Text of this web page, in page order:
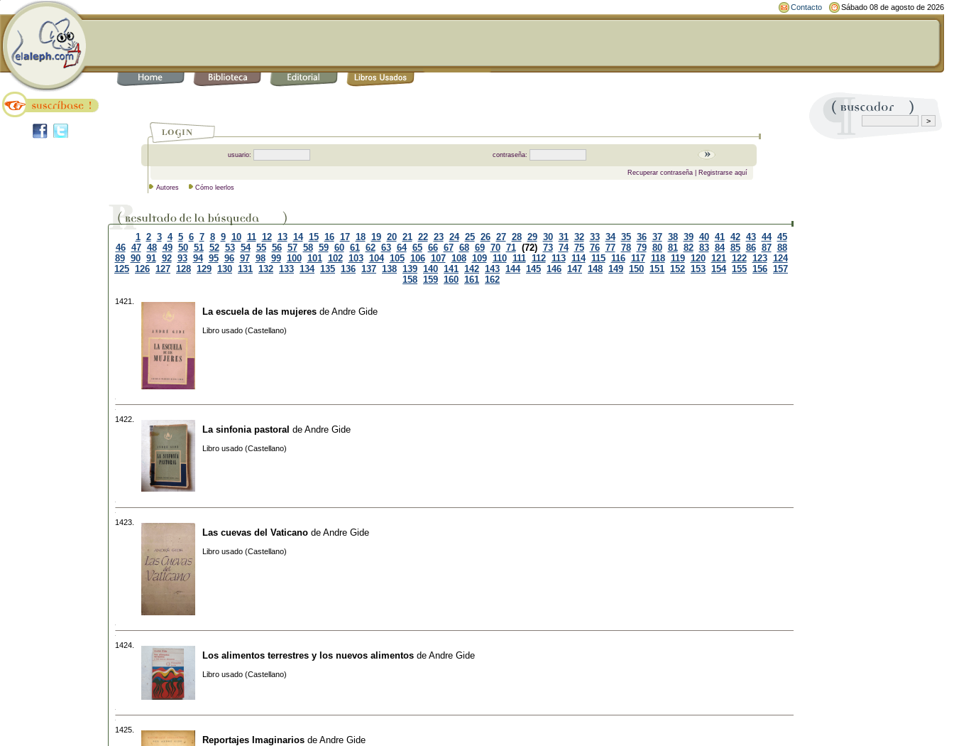
Contacto Sábado 08 de agosto de 2026
usuario: contraseña:
Recuperar contraseña| Registrarse aquí
Autores Cómo leerlos
1 2 3 4 5 6 7 8 9 10 11 12 13 14 15 16 17 18 19 20 21 22 23 24 25 26 27 28 29 30 31 32 33 34 35 36 37 38 39 40 41 42 43 44 45
46 47 48 49 50 51 52 53 54 55 56 57 58 59 60 61 62 63 64 65 66 67 68 69 70 71 (72) 73 74 75 76 77 78 79 80 81 82 83 84 85 86 87 88
89 90 91 92 93 94 95 96 97 98 99 100 101 102 103 104 105 106 107 108 109 110 111 112 113 114 115 116 117 118 119 120 121 122 123 124
125 126 127 128 129 130 131 132 133 134 135 136 137 138 139 140 141 142 143 144 145 146 147 148 149 150 151 152 153 154 155 156 157
158 159 160 161 162
1421.
La escuela de las mujeres de Andre Gide
Libro usado (Castellano)
1422.
La sinfonia pastoral de Andre Gide
Libro usado (Castellano)
1423.
Las cuevas del Vaticano de Andre Gide
Libro usado (Castellano)
1424.
Los alimentos terrestres y los nuevos alimentos de Andre Gide
Libro usado (Castellano)
1425.
Reportajes Imaginarios de Andre Gide